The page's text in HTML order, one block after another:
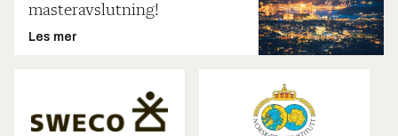
masteravslutning!
Les mer